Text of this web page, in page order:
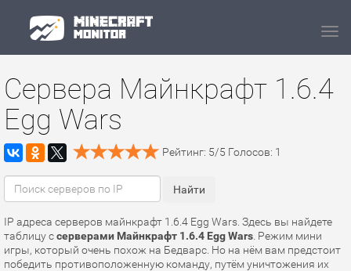
Сервера Майнкрафт 1.6.4
Egg Wars
Рейтинг: 5/5 Голосов: 1
IP адреса серверов майнкрафт 1.6.4 Egg Wars. Здесь вы найдете
таблицу ссерверами Майнкрафт 1.6.4 Egg Wars . Режим мини
игры, который очень похож на Бедварс. Но на нём вам предстоит
победить противоположенную команду, путём уничтожения их